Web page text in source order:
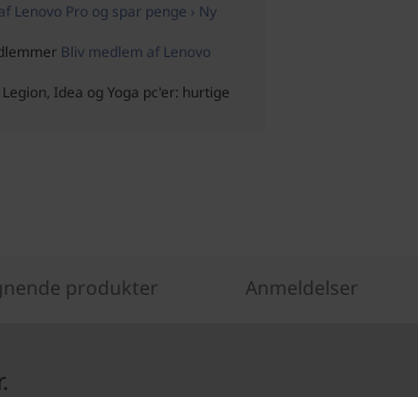
Lenovo Pro og spar penge › Ny
Bliv medlem af Lenovo
Idea og Yoga pc'er: hurtige
produkter Anmeldelser